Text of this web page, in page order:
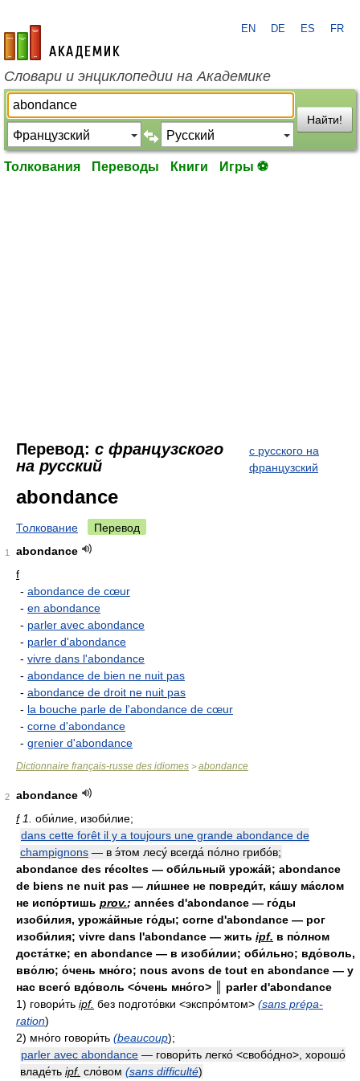
academic.ru
EN DE ES FR
Словари и энциклопедии на Академике
Найти!
Толкования Переводы Книги Игры ⚽
Перевод: с французского
на русский
с русского на
французский
abondance
Толкование Перевод
1
abondance
f
- abondance de cœur
- en abondance
- parler avec abondance
- parler d'abondance
- vivre dans l'abondance
- abondance de bien ne nuit pas
- abondance de droit ne nuit pas
- la bouche parle de l'abondance de cœur
- corne d'abondance
- grenier d'abondance
Dictionnaire français-russe des idiomes > abondance
2
abondance
f1.
оби́лие, изоби́лие;
dans cette forêt il y a toujours une grande abondance de
champignons — в э́том лесу́ всегда́ по́лно грибо́в;
abondance des récoltes — оби́льный урожа́й; abondance
de biens ne nuit pas — ли́шнее не повреди́т, ка́шу ма́слом
не испо́ртишь prov.; années d'abondance — го́ды
изоби́лия, урожа́йные го́ды; corne d'abondance — рог
изоби́лия; vivre dans l'abondance — жить ipf. в по́лном
доста́тке; en abondance — в изоби́лии; оби́льно; вдо́воль,
вво́лю; о́чень мно́го; nous avons de tout en abondance — у
нас всего́ вдо́воль <о́чень мно́го> ║ parler d'abondance
1) говори́ть ipf. без подгото́вки <экспро́мтом> (sans prépa-
ration)
2) мно́го говори́ть (beaucoup);
parler avec abondance — говори́ть легко́ <свобо́дно>, хорошо́
владе́ть ipf. сло́вом (sans difficulté)